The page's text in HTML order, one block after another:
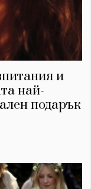
и
най-
подарък